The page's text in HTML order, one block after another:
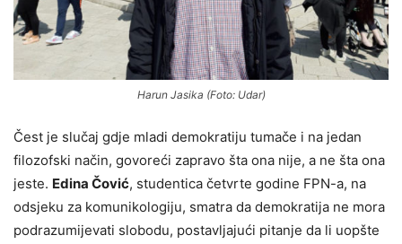
Harun Jasika (Foto: Udar)
Čest je slučaj gdje mladi demokratiju tumače i na jedan
filozofski način, govoreći zapravo šta ona nije, a ne šta ona
jeste. Edina Čović, studentica četvrte godine FPN-a, na
odsjeku za komunikologiju, smatra da demokratija ne mora
podrazumijevati slobodu, postavljajući pitanje da li uopšte